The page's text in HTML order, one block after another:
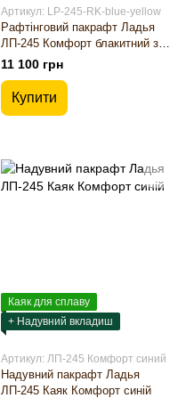
Артикул: LP-245-RK-blue-yellow
Рафтінговий пакрафт Ладья
ЛП-245 Комфорт блакитний з
жовтим
11 100 грн
Купити
Каяк для сплаву
+ Надувний вкладиш
Артикул: ЛП-245 Комфорт синий
Надувний пакрафт Ладья
ЛП-245 Каяк Комфорт синій